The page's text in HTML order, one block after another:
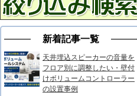
新着記事一覧
天井埋込スピーカーの音量を
フロア別に調整したい・壁付
けボリュームコントローラー
の設置事例